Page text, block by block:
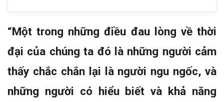
“Một trong những điều đau lòng về thời
đại của chúng ta đó là những người cảm
thấy chắc chắn lại là người ngu ngốc, và
những người có hiểu biết và khả năng